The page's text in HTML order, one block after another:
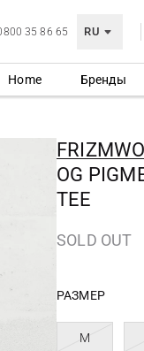
35 86 65 RU
Home Бренды
OG
TEE
SOLD OUT
РАЗМЕР
M